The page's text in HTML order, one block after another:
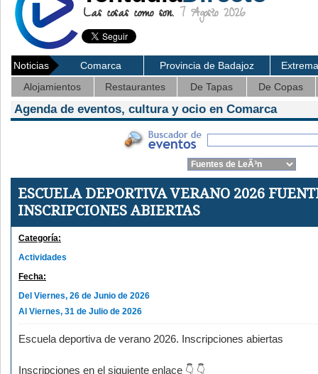
Las cosas como son. 7 Agosto 2026
Noticias Comarca Provincia de Badajoz
Alojamientos
Restaurantes De Tapas De Copas
Agenda de eventos, cultura y ocio en Comarca
ESCUELA DEPORTIVA VERANO 2026
INSCRIPCIONES ABIERTAS
Categoría:
Actividades
Fecha:
Del Viernes, 26 de Junio de 2026
Al Viernes, 31 de Julio de 2026
Escuela deportiva de verano 2026. Inscripciones abiertas
Inscripciones en el siguiente enlace